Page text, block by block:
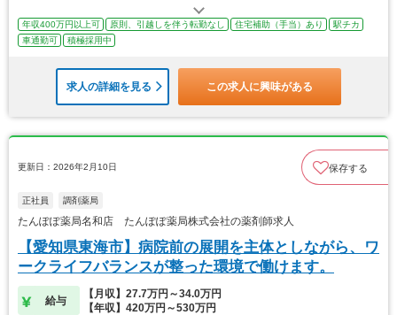
年収400万円以上可 原則、引越しを伴う転勤なし 住宅補助（手当）あり
駅チカ
車通勤可
積極採用中
求人の詳細を見る この求人に興味がある
更新日：2026年2月10日 保存する
正社員 調剤薬局
たんぽぽ薬局名和店 たんぽぽ薬局株式会社の薬剤師求人
【愛知県東海市】病院前の展開を主体としながら、ワ
ークライフバランスが整った環境で働けます。
給与
【月収】27.7万円～34.0万円
【年収】420万円～530万円